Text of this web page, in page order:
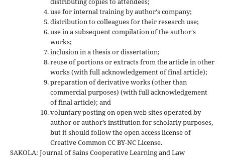
use for internal training by author's company;
distribution to colleagues for their research use;
use in a subsequent compilation of the author's
works;
inclusion in a thesis or dissertation;
reuse of portions or extracts from the article in other
works (with full acknowledgement of final article);
preparation of derivative works (other than
commercial purposes) (with full acknowledgement
of final article); and
voluntary posting on open web sites operated by
author or author’s institution for scholarly purposes,
but it should follow the open access license of
Creative Common CC BY-NC License.
SAKOLA: Journal of Sains Cooperative Learning and Law